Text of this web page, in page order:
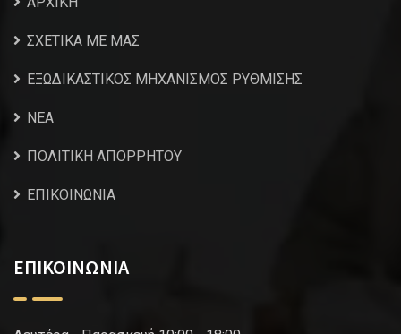
ΣΧΕΤΙΚΑ ΜΕ ΜΑΣ
ΕΞΩΔΙΚΑΣΤΙΚΟΣ ΜΗΧΑΝΙΣΜΟΣ ΡΥΘΜΙΣΗΣ
NEA
ΠΟΛΙΤΙΚΗ ΑΠΟΡΡΗΤΟΥ
ΕΠΙΚΟΙΝΩΝΙΑ
ΕΠΙΚΟΙΝΩΝΙΑ